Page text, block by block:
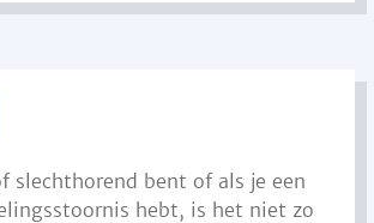
slechthorend bent of als je een
hebt, is het niet zo